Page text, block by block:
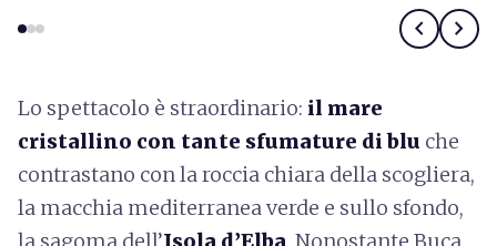
chevron_left chevron_right
Lo spettacolo è straordinario: il mare
cristallino con tante sfumature di blu che
contrastano con la roccia chiara della scogliera,
la macchia mediterranea verde e sullo sfondo,